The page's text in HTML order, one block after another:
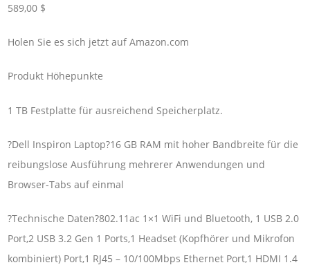
589,00 $
Holen Sie es sich jetzt auf Amazon.com
Produkt Höhepunkte
1 TB Festplatte für ausreichend Speicherplatz.
?Dell Inspiron Laptop?16 GB RAM mit hoher Bandbreite für die
reibungslose Ausführung mehrerer Anwendungen und
Browser-Tabs auf einmal
?Technische Daten?802.11ac 1×1 WiFi und Bluetooth, 1 USB 2.0
Port,2 USB 3.2 Gen 1 Ports,1 Headset (Kopfhörer und Mikrofon
kombiniert) Port,1 RJ45 – 10/100Mbps Ethernet Port,1 HDMI 1.4